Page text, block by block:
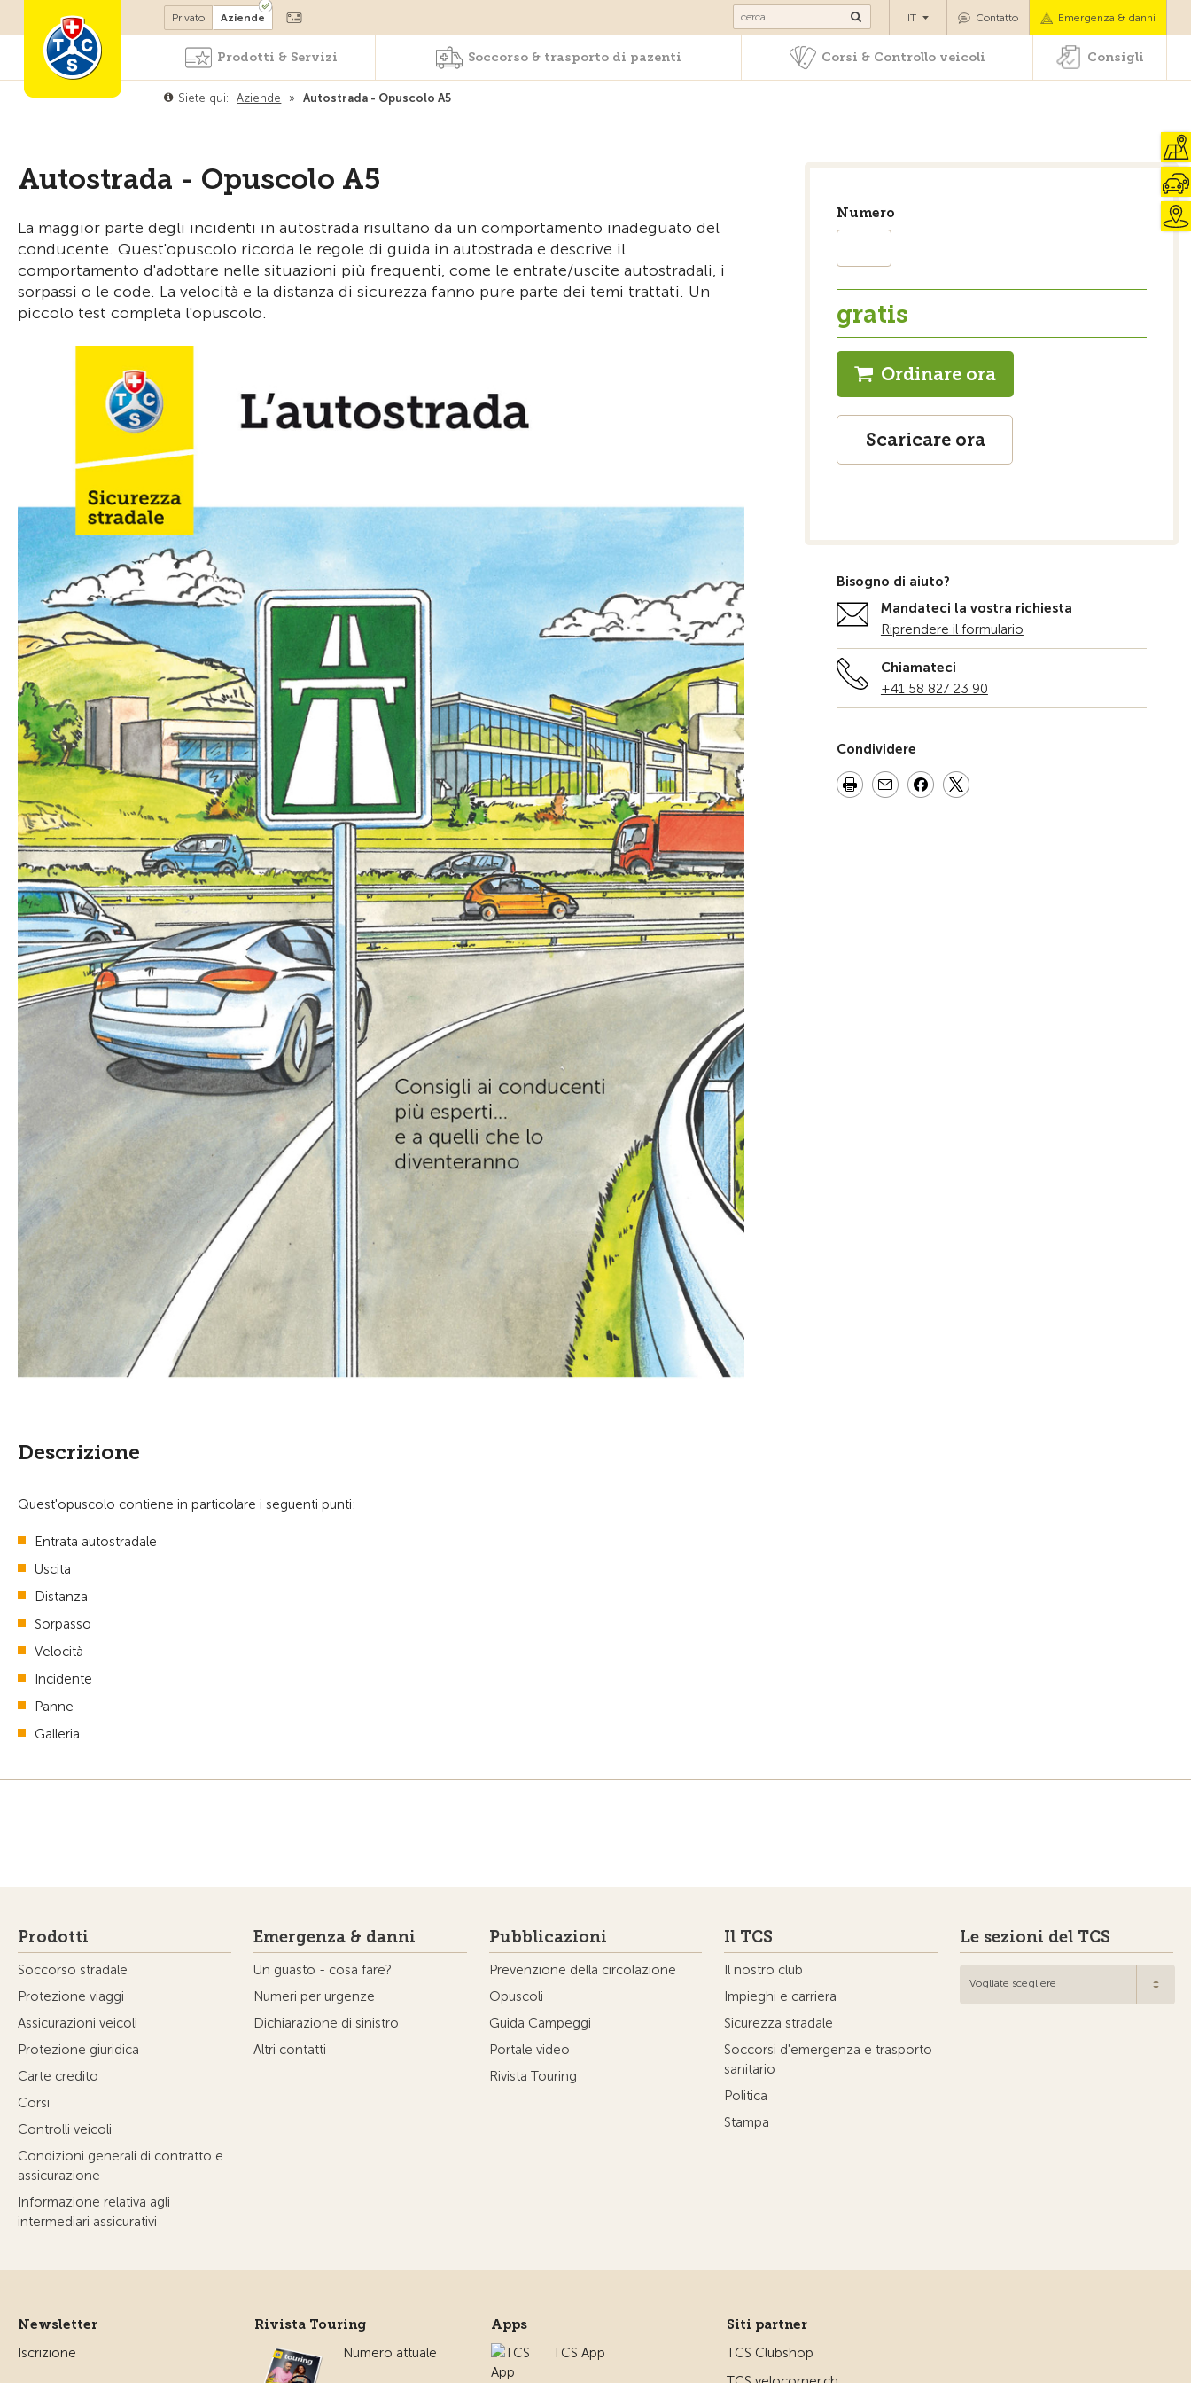
Diventare socio Soccorso & trasporto di pazenti Corsi & Controllo veicoli Consigli
Privato Aziende Contatto Emergenza & danni
IT
Prodotti & Servizi Soccorso & trasporto di pazenti Corsi & Controllo veicoli Consigli
Siete qui: Aziende » Autostrada - Opuscolo A5
Autostrada - Opuscolo A5
La maggior parte degli incidenti in autostrada risultano da un comportamento inadeguato del
conducente. Quest'opuscolo ricorda le regole di guida in autostrada e descrive il
comportamento d'adottare nelle situazioni più frequenti, come le entrate/uscite autostradali, i
sorpassi o le code. La velocità e la distanza di sicurezza fanno pure parte dei temi trattati. Un
piccolo test completa l'opuscolo.
Descrizione
Quest'opuscolo contiene in particolare i seguenti punti:
Entrata autostradale
Uscita
Distanza
Sorpasso
Velocità
Incidente
Panne
Galleria
Numero
gratis
Ordinare ora
Scaricare ora
Bisogno di aiuto?
Mandateci la vostra richiesta
Riprendere il formulario
Chiamateci
+41 58 827 23 90
Condividere
Prodotti
Soccorso stradale
Protezione viaggi
Assicurazioni veicoli
Protezione giuridica
Carte credito
Corsi
Controlli veicoli
Condizioni generali di contratto e
assicurazione
Informazione relativa agli
intermediari assicurativi
Emergenza & danni
Un guasto - cosa fare?
Numeri per urgenze
Dichiarazione di sinistro
Altri contatti
Pubblicazioni
Prevenzione della circolazione
Opuscoli
Guida Campeggi
Portale video
Rivista Touring
Il TCS
Il nostro club
Impieghi e carriera
Sicurezza stradale
Soccorsi d'emergenza e trasporto
sanitario
Politica
Stampa
Le sezioni del TCS
Vogliate scegliere
Newsletter
Iscrizione
Rivista Touring
Numero attuale
Apps
TCS App
Siti partner
TCS Clubshop